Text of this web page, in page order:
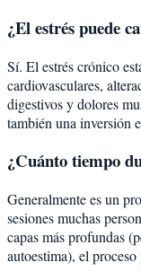
¿El estrés puede
Sí. El estrés crónico
cardiovasculares,
digestivos y dolores
también una inversión
¿Cuánto tiempo
Generalmente es un
sesiones muchas
capas más profundas
autoestima), el